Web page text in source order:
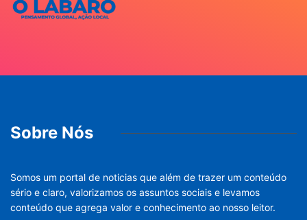
Sobre Nós
Somos um portal de noticias que além de trazer um conteúdo
sério e claro, valorizamos os assuntos sociais e levamos
conteúdo que agrega valor e conhecimento ao nosso leitor.